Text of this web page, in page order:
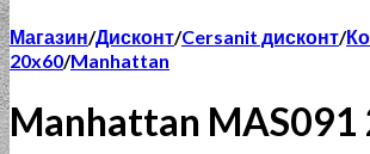
Магазин/Дисконт/Cersanit дисконт/
20x60/Manhattan
Manhattan MAS091